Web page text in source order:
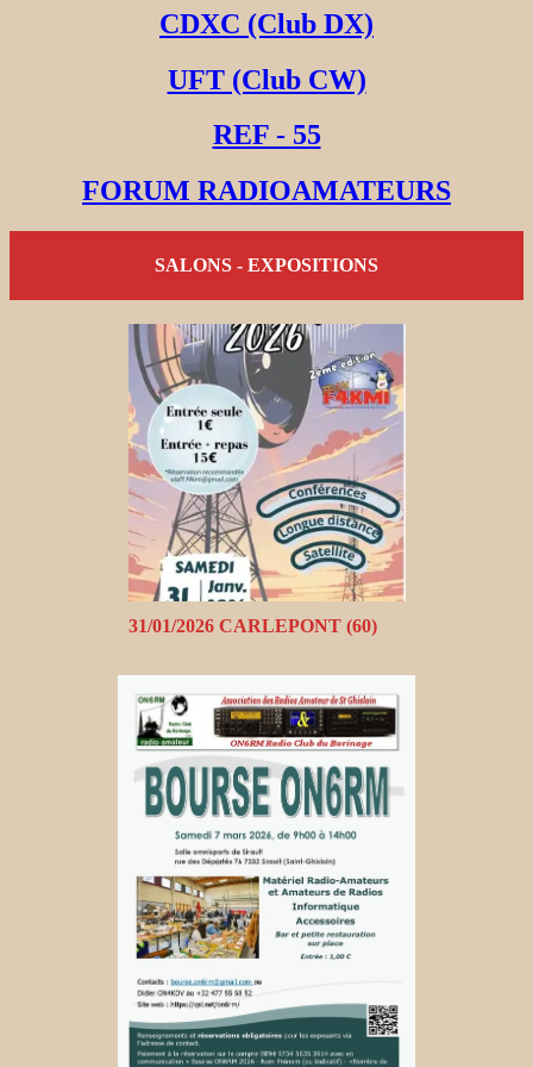
CDXC (Club DX)
UFT (Club CW)
REF - 55
FORUM RADIOAMATEURS
SALONS - EXPOSITIONS
31/01/2026 CARLEPONT (60)